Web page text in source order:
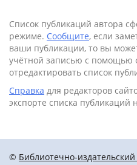
Список публикаций автора
режиме. Сообщите, если
ваши публикации, то вы
учётной записью с помощью
отредактировать список
Справка для редакторов
экспорте списка публикаций
© Библиотечно-